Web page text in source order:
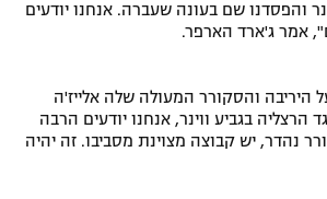
והפסדנו שם בעונה שעברה. אנחנו יודעים
אמר ג'ארד הארפר.
היריבה והסקורר המעולה שלה אלייז'ה
הרצליה בגביע ווינר, אנחנו יודעים הרבה
נהדר, יש קבוצה מצוינת מסביבו. זה יהיה